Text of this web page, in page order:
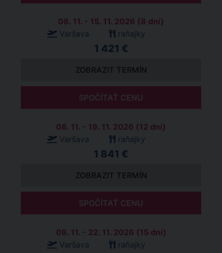
08. 11. - 15. 11. 2026 (8 dní)
Varšava
raňajky
1 421 €
ZOBRAZIT TERMÍN
SPOČÍTAŤ CENU
08. 11. - 19. 11. 2026 (12 dní)
Varšava
raňajky
1 841 €
ZOBRAZIT TERMÍN
SPOČÍTAŤ CENU
08. 11. - 22. 11. 2026 (15 dní)
Varšava
raňajky